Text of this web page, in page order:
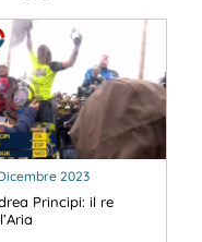
2023
Principi: il re